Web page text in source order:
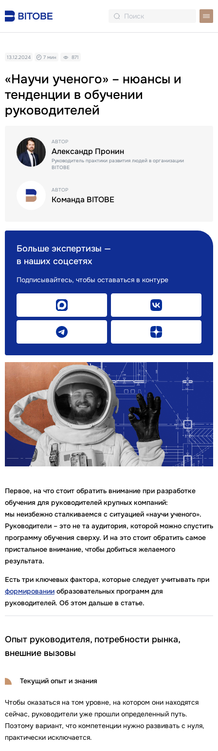
«Научи ученого» – нюансы и
тенденции в обучении
руководителей
13.12.2024 7 мин 871
Первое, на что стоит обратить внимание при разработке
обучения для руководителей крупных компаний:
мы неизбежно сталкиваемся с ситуацией «научи ученого».
Руководители – это не та аудитория, которой можно спустить
программу обучения сверху. И на это стоит обратить самое
пристальное внимание, чтобы добиться желаемого
результата.
Есть три ключевых фактора, которые следует учитывать при
формировании образовательных программ для
руководителей. Об этом дальше в статье.
Опыт руководителя, потребности рынка,
внешние вызовы
Текущий опыт и знания
Чтобы оказаться на том уровне, на котором они находятся
сейчас, руководители уже прошли определенный путь.
Поэтому вариант, что компетенции нужно развивать с нуля,
практически исключается.
Больше экспертизы —
в наших соцсетях
Подписывайтесь, чтобы оставаться в контуре
АВТОР
Александр Пронин
Руководитель практики развития людей в организации
BITOBE
АВТОР
Команда BITOBE